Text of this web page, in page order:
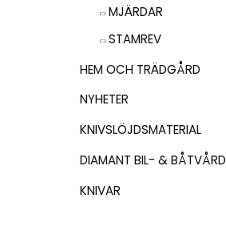
MJÄRDAR
STAMREV
HEM OCH TRÄDGÅRD
NYHETER
KNIVSLÖJDSMATERIAL
DIAMANT BIL- & BÅTVÅRD
KNIVAR